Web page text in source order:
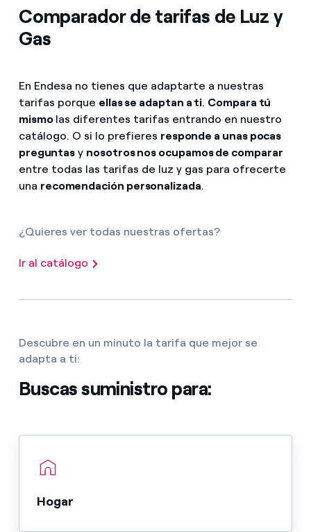
Comparador de tarifas de Luz y
Gas
En Endesa no tienes que adaptarte a nuestras
tarifas porque ellas se adaptan a ti. Compara tú
mismolas diferentes tarifas entrando en nuestro
catálogo. O si lo prefieres responde a unas pocas
preguntas y nosotros nos ocupamos de comparar
entre todas las tarifas de luz y gas para ofrecerte
una recomendación personalizada.
¿Quieres ver todas nuestras ofertas?
Ir al catálogo
Descubre en un minuto la tarifa que mejor se
adapta a ti:
Buscas suministro para:
Hogar